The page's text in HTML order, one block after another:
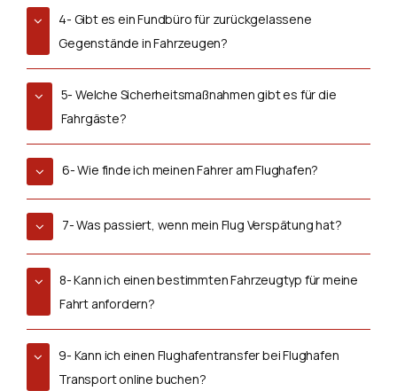
4- Gibt es ein Fundbüro für zurückgelassene
Gegenstände in Fahrzeugen?
5- Welche Sicherheitsmaßnahmen gibt es für die
Fahrgäste?
6- Wie finde ich meinen Fahrer am Flughafen?
7- Was passiert, wenn mein Flug Verspätung hat?
8- Kann ich einen bestimmten Fahrzeugtyp für meine
Fahrt anfordern?
9- Kann ich einen Flughafentransfer bei Flughafen
Transport online buchen?